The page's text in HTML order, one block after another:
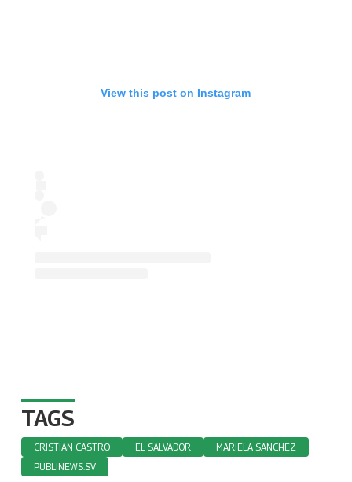
View this post on Instagram
TAGS
CRISTIAN CASTRO EL SALVADOR
MARIELA SANCHEZ
PUBLINEWS.SV